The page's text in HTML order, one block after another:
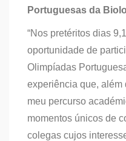
Portuguesas da
“Nos pretéritos dias
oportunidade de
Olimpíadas
experiência que, além
meu percurso
momentos únicos de
colegas cujos